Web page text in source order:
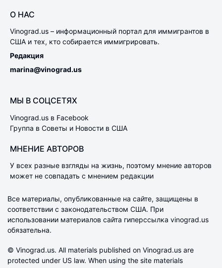
О НАС
Vinograd.us – информационный портал для иммигрантов в
США и тех, кто собирается иммигрировать.
Редакция
marina@vinograd.us
МЫ В СОЦСЕТЯХ
Vinograd.us в Facebook
Группа в Советы и Новости в США
МНЕНИЕ АВТОРОВ
У всех разные взгляды на жизнь, поэтому мнение авторов
может не совпадать с мнением редакции
Все материалы, опубликованные на сайте, защищены в
соответствии с законодательством США. При
использовании материалов сайта гиперссылка vinograd.us
обязательна.
© Vinograd.us. All materials published on Vinograd.us are
protected under US law. When using the site materials